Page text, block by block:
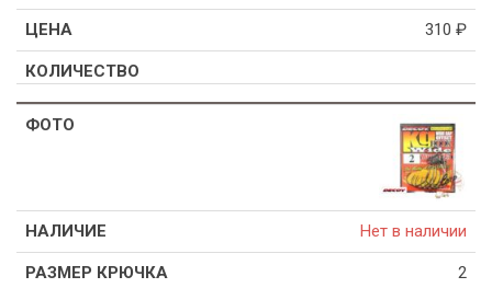
310 ₽
Нет в наличии
2